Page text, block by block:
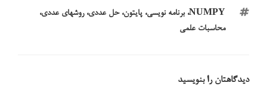
برچسب‌ها
NUMPY،برنامه نویسی، پایتون،حل عددی،روشهای عددی،
محاسبات علمی
دیدگاهتان را بنویسید